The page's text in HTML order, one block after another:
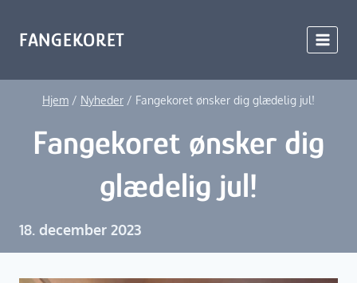
FANGEKORET
Hjem / Nyheder / Fangekoret ønsker dig glædelig jul!
Fangekoret ønsker dig
glædelig jul!
18. december 2023